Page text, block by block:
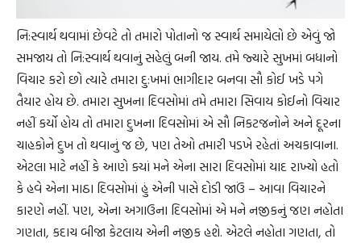
નિ:સ્વાર્થ થવામાં છેવટે તો તમારો પોતાનો જ સ્વાર્થ સમાયેલો છે એવું જો
સમજાય તો નિ:સ્વાર્થ થવાનું સહેલું બની જાય. તમે જ્યારે સુખમાં બધાનો
વિચાર કરો છો ત્યારે તમારા દુ:ખમાં ભાગીદાર બનવા સૌ કોઈ ખડે પગે
તૈયાર હોય છે. તમારા સુખના દિવસોમાં તમે તમારા સિવાય કોઈનો વિચાર
નહીં કર્યો હોય તો તમારા દુખના દિવસોમાં એ સૌ નિકટજનોને અને દૂરના
ચાહકોને દુખ તો થવાનું જ છે, પણ તેઓ તમારી પડખે રહેતાં અચકાવાના.
એટલા માટે નહીં કે આણે ક્યાં મને એના સારા દિવસોમાં યાદ રાખ્યો હતો
કે હવે એના માઠા દિવસોમાં હું એની પાસે દોડી જાઉં – આવા વિચારને
કારણે નહીં. પણ, એના અગાઉના દિવસોમાં એ મને નજીકનું જણ નહોતા
ગણતા, કદાચ બીજા કેટલાય એની નજીક હશે. એટલે નહોતા ગણતા, તો